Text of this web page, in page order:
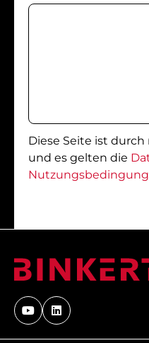
Diese Seite ist durch
und es gelten die